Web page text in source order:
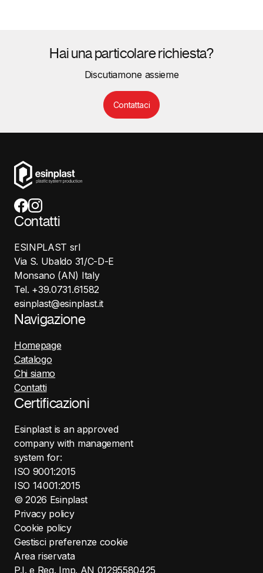
Hai una particolare richiesta?
Discutiamone assieme
Contattaci
Contatti
ESINPLAST srl
Via S. Ubaldo 31/C-D-E
Monsano (AN) Italy
Tel. +39.0731.61582
esinplast@esinplast.it
Navigazione
Homepage
Catalogo
Chi siamo
Contatti
Certificazioni
Esinplast is an approved
company with management
system for:
ISO 9001:2015
ISO 14001:2015
©2026 Esinplast
Privacy policy
Cookie policy
Gestisci preferenze cookie
Area riservata
P.I. e Reg. Imp. AN 01295580425